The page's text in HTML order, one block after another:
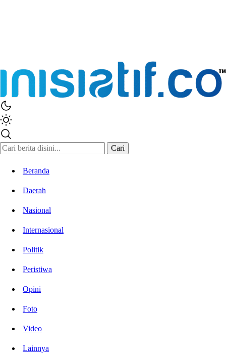
Cari
Beranda
Daerah
Nasional
Internasional
Politik
Peristiwa
Opini
Foto
Video
Lainnya